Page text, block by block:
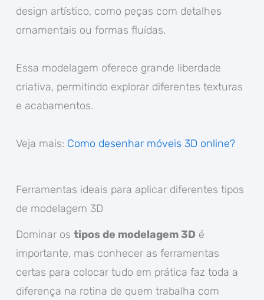
design artístico, como peças com detalhes
ornamentais ou formas fluídas.
Essa modelagem oferece grande liberdade
criativa, permitindo explorar diferentes texturas
e acabamentos.
Veja mais: Como desenhar móveis 3D online?
Ferramentas ideais para aplicar diferentes tipos
de modelagem 3D
Dominar os tipos de modelagem 3D é
importante, mas conhecer as ferramentas
certas para colocar tudo em prática faz toda a
diferença na rotina de quem trabalha com